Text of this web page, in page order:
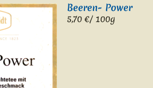
Beeren- Power
5,70 €/ 100g